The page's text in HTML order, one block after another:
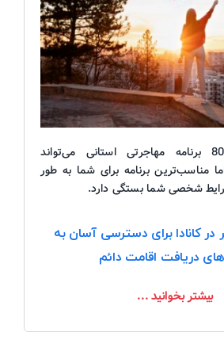
بررسی بیشتر از 80 برنامه مهاجرتی استانی می‌تواند
مناسب‌ترین برنامه برای شما به طور
شخصی شما بستگی دارد.
در کانادا برای دسترسی آسان به
دریافت اقامت دائم
بیشتر بخوانید ...